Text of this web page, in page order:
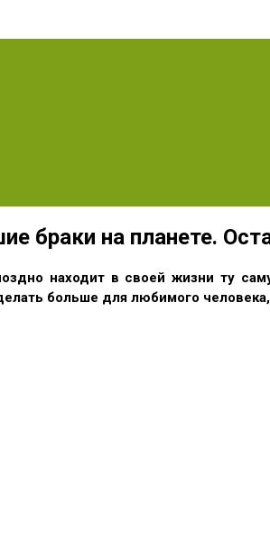
браки на планете.
находит в своей жизни ту
больше для любимого